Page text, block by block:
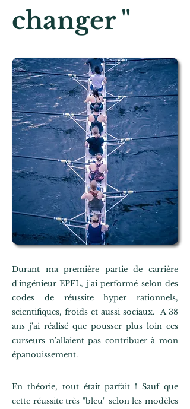
changer "
Durant ma première partie de carrière
d'ingénieur EPFL, j'ai performé selon des
codes de réussite hyper rationnels,
scientifiques, froids et aussi sociaux. A 38
ans j'ai réalisé que pousser plus loin ces
curseurs n'allaient pas contribuer à mon
épanouissement.
En théorie, tout était parfait ! Sauf que
cette réussite très "bleu" selon les modèles